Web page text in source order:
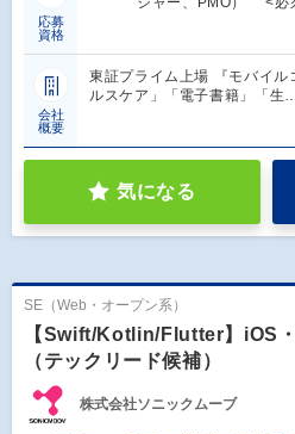
応募
資格
会社
概要
東証プライム上場 『モバイ
ルスケア」「電子書籍」「生
気になる
SE（Web・オープン系）
【Swift/Kotlin/Flutter】iOS
（テックリード候補）
株式会社ソニックムーブ